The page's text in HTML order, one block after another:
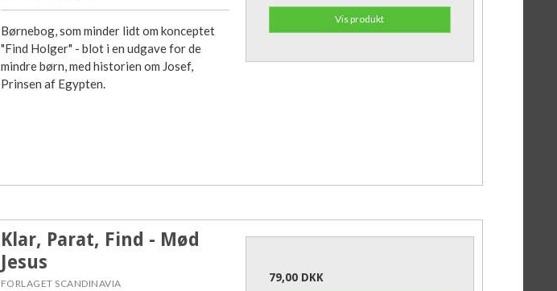
Børnebog, som minder lidt om konceptet
"Find Holger" - blot i en udgave for de
mindre børn, med historien om Josef,
Prinsen af Egypten.
Vis produkt
Klar, Parat, Find - Mød
Jesus
FORLAGET SCANDINAVIA
79,00 DKK